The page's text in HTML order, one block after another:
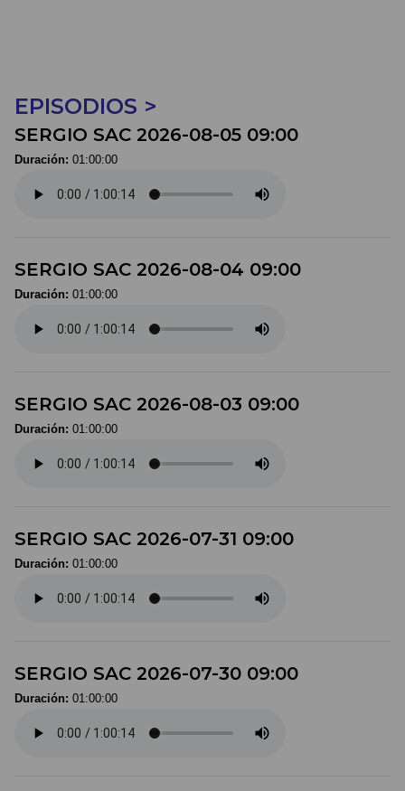
EPISODIOS >
SERGIO SAC 2026-08-05 09:00
Duración: 01:00:00
SERGIO SAC 2026-08-04 09:00
Duración: 01:00:00
SERGIO SAC 2026-08-03 09:00
Duración: 01:00:00
SERGIO SAC 2026-07-31 09:00
Duración: 01:00:00
SERGIO SAC 2026-07-30 09:00
Duración: 01:00:00